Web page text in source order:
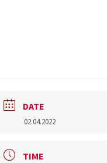
DATE
02.04.2022
TIME